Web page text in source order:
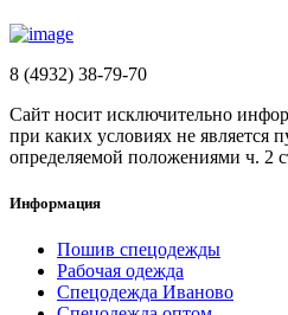
8 (4932) 38-79-70
Сайт носит исключительно
при каких условиях не является
определяемой положениями ч. 2
Информация
Пошив спецодежды
Рабочая одежда
Спецодежда Иваново